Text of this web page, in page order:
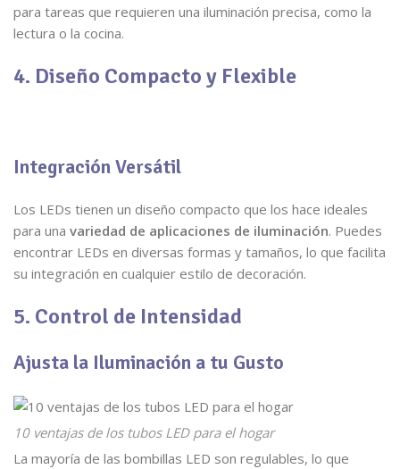
para tareas que requieren una iluminación precisa, como la
lectura o la cocina.
4. Diseño Compacto y Flexible
Integración Versátil
Los LEDs tienen un diseño compacto que los hace ideales
para una variedad de aplicaciones de iluminación. Puedes
encontrar LEDs en diversas formas y tamaños, lo que facilita
su integración en cualquier estilo de decoración.
5. Control de Intensidad
Ajusta la Iluminación a tu Gusto
10 ventajas de los tubos LED para el hogar
La mayoría de las bombillas LED son regulables, lo que